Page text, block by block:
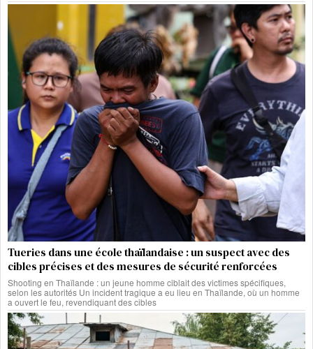
Tueries dans une école thaïlandaise : un suspect avec des
cibles précises et des mesures de sécurité renforcées
Shooting en Thaïlande : un jeune homme ciblait des victimes spécifiques,
selon les autorités Un incident tragique a eu lieu en Thaïlande, où un homme
a ouvert le feu, revendiquant des cibles